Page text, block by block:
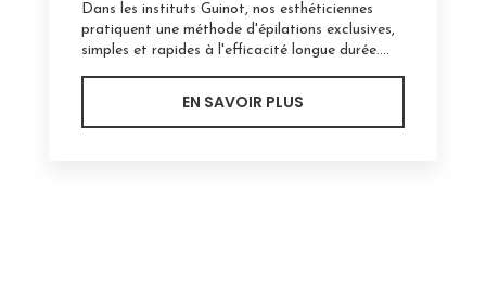
Dans les instituts Guinot, nos esthéticiennes
pratiquent une méthode d'épilations exclusives,
simples et rapides à l'efficacité longue durée....
EN SAVOIR PLUS